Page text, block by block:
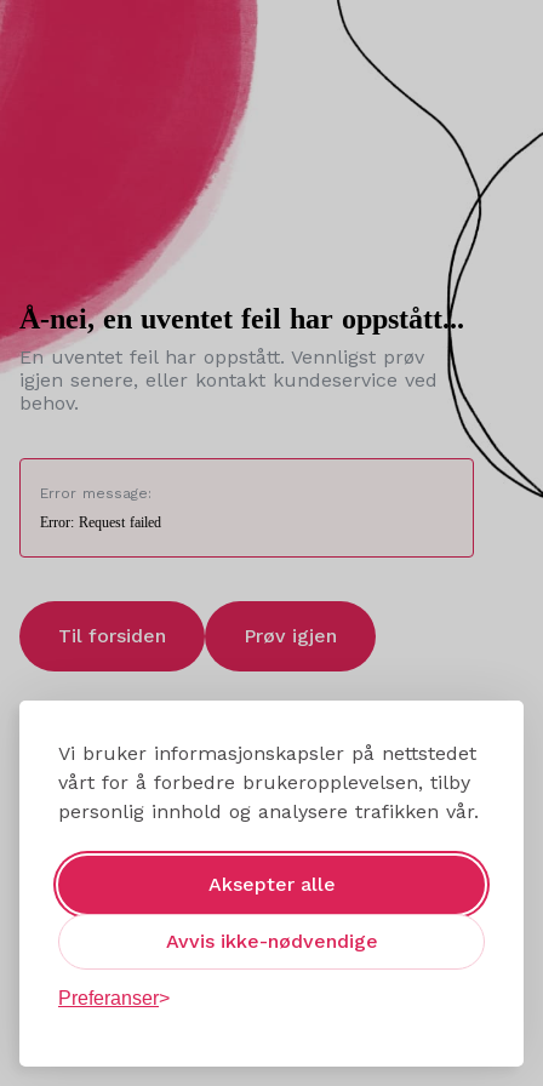
Vi bruker informasjonskapsler på nettstedet
vårt for å forbedre brukeropplevelsen, tilby
personlig innhold og analysere trafikken vår.
Aksepter alle
Avvis ikke-nødvendige
Preferanser
Å-nei, en uventet feil har oppstått...
En uventet feil har oppstått. Vennligst prøv
igjen senere, eller kontakt kundeservice ved
behov.
Error message:
Error: Request failed
Til forsiden Prøv igjen